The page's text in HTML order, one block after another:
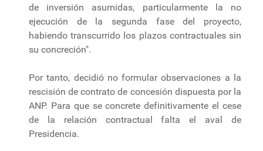
de inversión asumidas, particularmente la no
ejecución de la segunda fase del proyecto,
habiendo transcurrido los plazos contractuales sin
su concreción".
Por tanto, decidió no formular observaciones a la
rescisión de contrato de concesión dispuesta por la
ANP. Para que se concrete definitivamente el cese
de la relación contractual falta el aval de
Presidencia.